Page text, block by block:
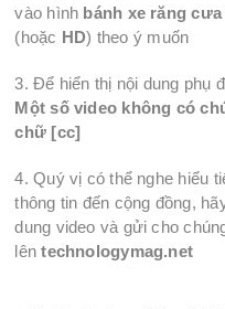
vào hình bánh xe răng cưa
(hoặc HD) theo ý muốn
3. Để hiển thị nội dung phụ
Một số video không có
chữ [cc]
4. Quý vị có thể nghe hiểu
thông tin đến cộng đồng,
dung video và gửi cho
lêntechnologymag.net